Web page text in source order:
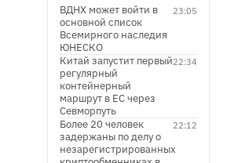
23:05
ВДНХ может войти в
основной список
Всемирного наследия
ЮНЕСКО
22:34
Китай запустит первый
регулярный
контейнерный
маршрут в ЕС через
Севморпуть
22:12
Более 20 человек
задержаны по делу о
незарегистрированных